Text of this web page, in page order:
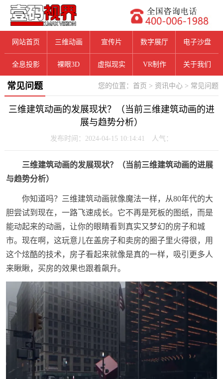
网站首页 三维动画 宣传片 数字展厅 电子沙盘
全息投影 裸眼3D 虚拟现实 VR制作 关于我们
您的位置： 首页 > 资讯中心 > 常见问题
常见问题
三维建筑动画的发展现状？（当前三维建筑动画的进
展与趋势分析）
发布时间：2024-04-15 10:14:41 人气：
三维建筑动画的发展现状？（当前三维建筑动画的进展
与趋势分析）
你知道吗？三维建筑动画就像魔法一样，从80年代的大
胆尝试到现在，一路飞速成长。它不再是死板的图纸，而是
能动起来的动画，让你的眼睛看到真实又梦幻的房子和城
市。现在啊，这玩意儿在盖房子和卖房的圈子里火得很，用
这个炫酷的技术，房子看起来就像是真的一样，吸引更多人
来瞅瞅，买房的效果也跟着飙升。